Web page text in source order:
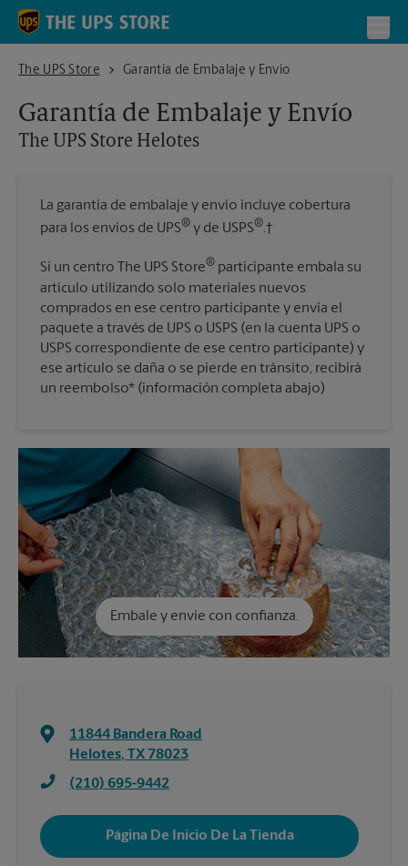
Skip to content
Return to Nav
The UPS Store
The UPS Store HelotesGarantía de Embalaje y Envío
Garantía de Embalaje y Envío
The UPS Store Helotes
La garantía de embalaje y envío incluye cobertura
para los envíos de UPS® y de USPS®.†
Si un centro The UPS Store® participante embala su
artículo utilizando solo materiales nuevos
comprados en ese centro participante y envía el
paquete a través de UPS o USPS (en la cuenta UPS o
USPS correspondiente de ese centro participante) y
ese artículo se daña o se pierde en tránsito, recibirá
un reembolso* (información completa abajo)
Embale y envíe con confianza.
11844 Bandera Road
Helotes, TX 78023
(210) 695-9442
Página De Inicio De La Tienda